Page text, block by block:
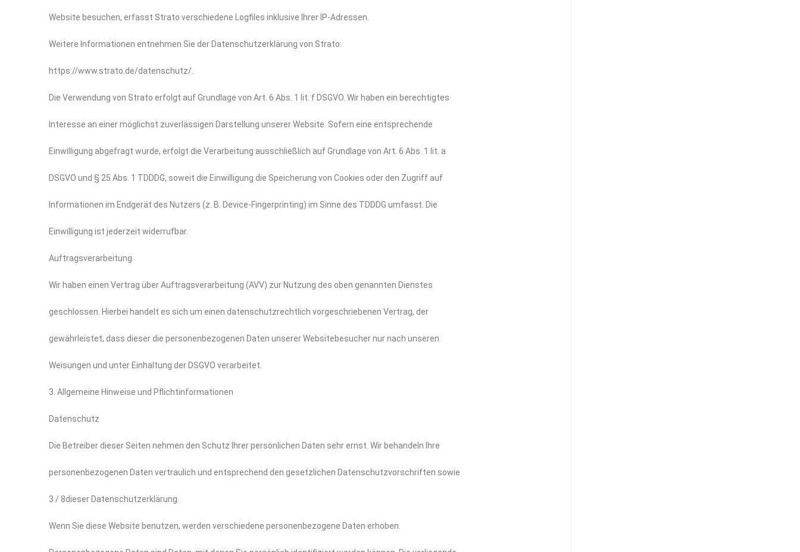
Website besuchen, erfasst Strato verschiedene Logfiles inklusive Ihrer IP-Adressen.
Weitere Informationen entnehmen Sie der Datenschutzerklärung von Strato:
https://www.strato.de/datenschutz/.
Die Verwendung von Strato erfolgt auf Grundlage von Art. 6 Abs. 1 lit. f DSGVO. Wir haben ein berechtigtes
Interesse an einer möglichst zuverlässigen Darstellung unserer Website. Sofern eine entsprechende
Einwilligung abgefragt wurde, erfolgt die Verarbeitung ausschließlich auf Grundlage von Art. 6 Abs. 1 lit. a
DSGVO und § 25 Abs. 1 TDDDG, soweit die Einwilligung die Speicherung von Cookies oder den Zugriff auf
Informationen im Endgerät des Nutzers (z. B. Device-Fingerprinting) im Sinne des TDDDG umfasst. Die
Einwilligung ist jederzeit widerrufbar.
Auftragsverarbeitung
Wir haben einen Vertrag über Auftragsverarbeitung (AVV) zur Nutzung des oben genannten Dienstes
geschlossen. Hierbei handelt es sich um einen datenschutzrechtlich vorgeschriebenen Vertrag, der
gewährleistet, dass dieser die personenbezogenen Daten unserer Websitebesucher nur nach unseren
Weisungen und unter Einhaltung der DSGVO verarbeitet.
3. Allgemeine Hinweise und Pflichtinformationen
Datenschutz
Die Betreiber dieser Seiten nehmen den Schutz Ihrer persönlichen Daten sehr ernst. Wir behandeln Ihre
personenbezogenen Daten vertraulich und entsprechend den gesetzlichen Datenschutzvorschriften sowie
3 / 8dieser Datenschutzerklärung.
Wenn Sie diese Website benutzen, werden verschiedene personenbezogene Daten erhoben.